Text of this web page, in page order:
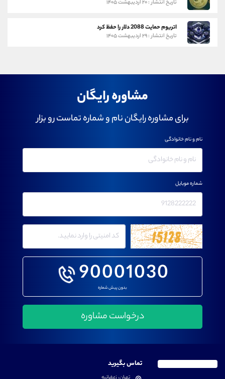
تاریخ انتشار : ۲۰ اردیبهشت ۱۴۰۵
اتریوم حمایت 2088 دلار را حفظ کرد
تاریخ انتشار : ۲۹ اردیبهشت ۱۴۰۵
مشاوره رایگان
برای مشاوره رایگان نام و شماره تماست رو بزار
90001030
بدون پیش شماره
نام و نام خانوادگی
شماره موبایل
تماس بگیرید